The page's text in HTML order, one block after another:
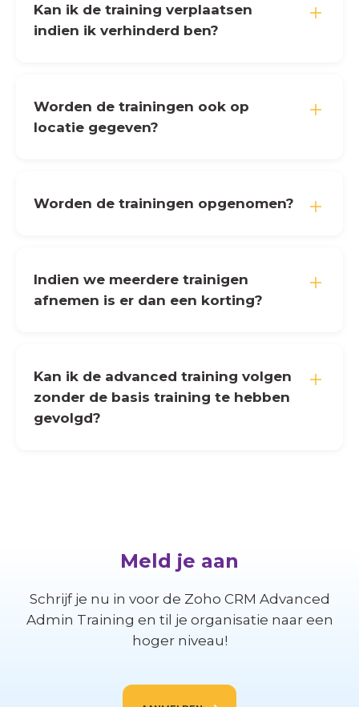
Kan ik de training verplaatsen
indien ik verhinderd ben?
Worden de trainingen ook op
locatie gegeven?
Worden de trainingen opgenomen?
Indien we meerdere trainigen
afnemen is er dan een korting?
Kan ik de advanced training volgen
zonder de basis training te hebben
gevolgd?
Meld je aan
Schrijf je nu in voor de Zoho CRM Advanced
Admin Training en til je organisatie naar een
hoger niveau!